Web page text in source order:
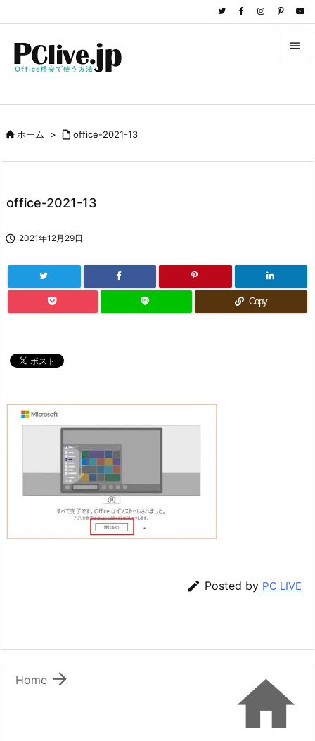

前へ
ホーム >  office-2021-13
office-2021-13
 2021年12月29日
Copy
 Posted by PC LIVE


Home